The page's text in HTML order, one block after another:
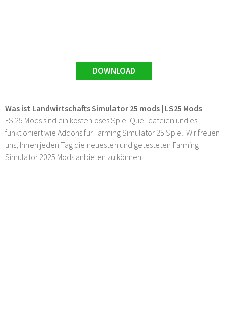
DOWNLOAD
Was ist Landwirtschafts Simulator 25 mods | LS25 Mods
FS 25 Mods sind ein kostenloses Spiel Quelldateien und es
funktioniert wie Addons für Farming Simulator 25 Spiel. Wir freuen
uns, Ihnen jeden Tag die neuesten und getesteten Farming
Simulator 2025 Mods anbieten zu können.